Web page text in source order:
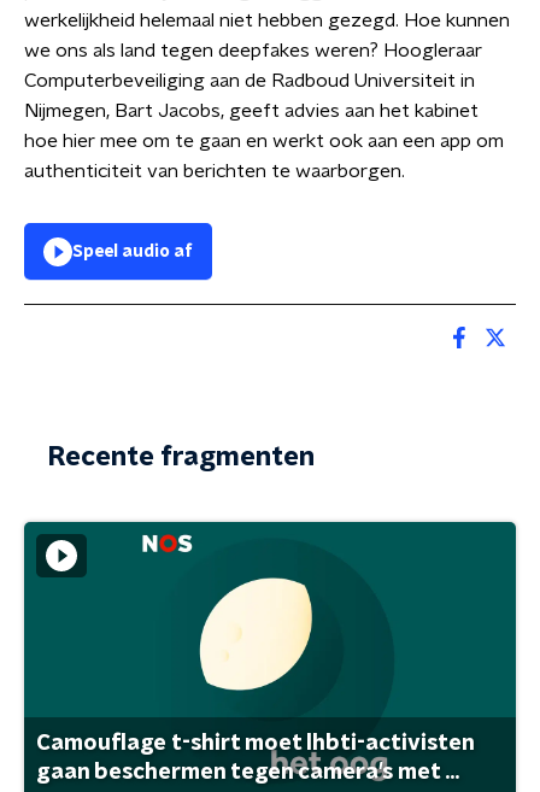
werkelijkheid helemaal niet hebben gezegd. Hoe kunnen
we ons als land tegen deepfakes weren? Hoogleraar
Computerbeveiliging aan de Radboud Universiteit in
Nijmegen, Bart Jacobs, geeft advies aan het kabinet
hoe hier mee om te gaan en werkt ook aan een app om
authenticiteit van berichten te waarborgen.
Speel audio af
Recente fragmenten
Camouflage t-shirt moet lhbti-activisten
gaan beschermen tegen camera's met ...